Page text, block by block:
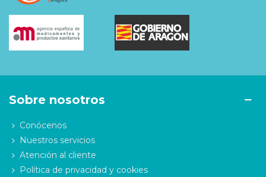
Sobre nosotros
Conócenos
Nuestros servicios
Atención al cliente
Política de privacidad y cookies